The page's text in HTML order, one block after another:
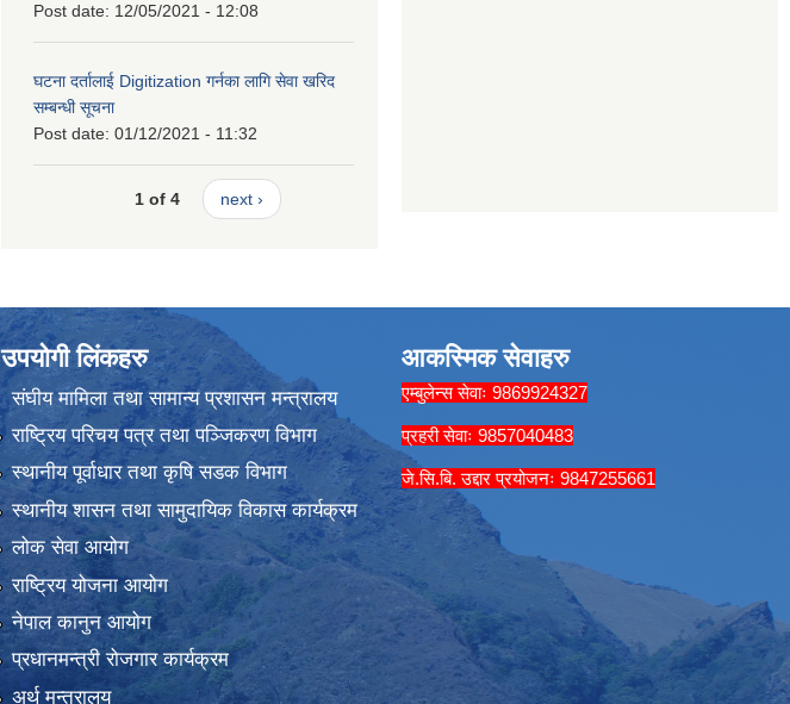
Post date: 12/05/2021 - 12:08
घटना दर्तालाई Digitization गर्नका लागि सेवा खरिद
सम्बन्धी सूचना
Post date: 01/12/2021 - 11:32
1 of 4 next ›
उपयोगी लिंकहरु
संघीय मामिला तथा सामान्य प्रशासन मन्त्रालय
राष्ट्रिय परिचय पत्र तथा पञ्जिकरण विभाग
स्थानीय पूर्वाधार तथा कृषि सडक विभाग
स्थानीय शासन तथा सामुदायिक विकास कार्यक्रम
लोक सेवा आयोग
राष्ट्रिय योजना आयोग
नेपाल कानुन आयोग
प्रधानमन्त्री रोजगार कार्यक्रम
अर्थ मन्त्रालय
आकस्मिक सेवाहरु
एम्बुलेन्स सेवाः 9869924327
प्रहरी सेवाः 9857040483
जे.सि.बि. उद्दार प्रयोजनः 9847255661